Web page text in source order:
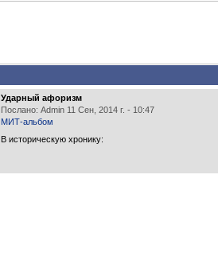
Ударный афоризм
Послано: Admin 11 Сен, 2014 г. - 10:47
МИТ-альбом
В историческую хронику: